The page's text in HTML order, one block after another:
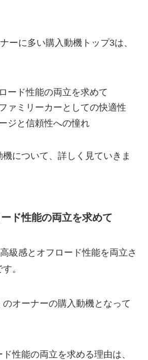
ーに多い購入動機トップ3は、
ード性能の両立を求めて
ァミリーカーとしての快適性
ジと信頼性への憧れ
について、詳しく見ていきま
ド性能の両立を求めて
級感とオフロード性能を両立さ
。
オーナーの購入動機となって
性能の両立を求める理由は、